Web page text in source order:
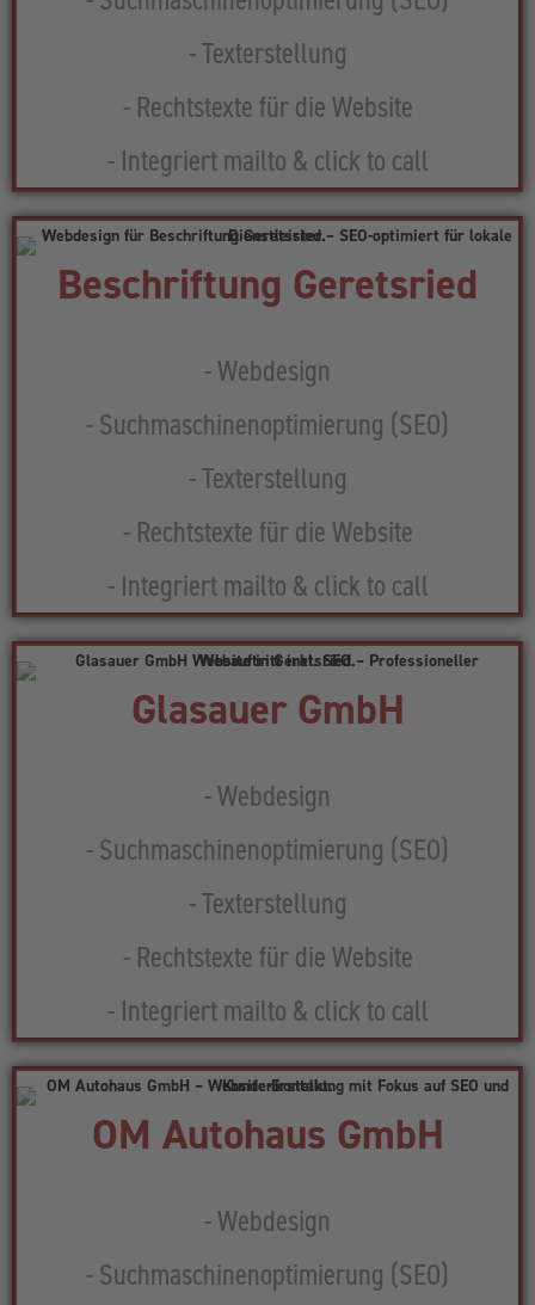
- Texterstellung
- Rechtstexte für die Website
- Integriert mailto & click to call
Beschriftung Geretsried​
- Webdesign
- Suchmaschinenoptimierung (SEO)
- Texterstellung
- Rechtstexte für die Website
- Integriert mailto & click to call
Glasauer GmbH
- Webdesign
- Suchmaschinenoptimierung (SEO)
- Texterstellung
- Rechtstexte für die Website
- Integriert mailto & click to call
OM Autohaus GmbH
- Webdesign
- Suchmaschinenoptimierung (SEO)